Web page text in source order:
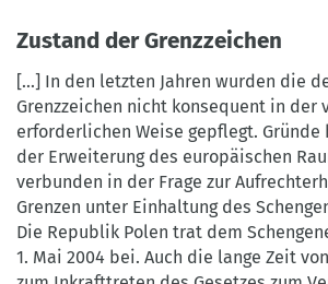
Brandenburg
Zustand der Grenzzeichen
[...] In den letzten Jahren wurden die
Grenzzeichen nicht konsequent in der
erforderlichen Weise gepflegt. Gründe
der Erweiterung des europäischen
verbunden in der Frage zur
Grenzen unter Einhaltung des
Die Republik Polen trat dem
1. Mai 2004 bei. Auch die lange Zeit